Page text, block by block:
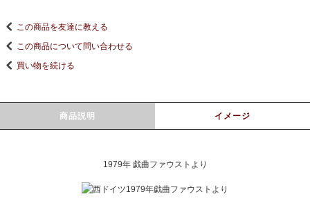
この商品を友達に教える
この商品について問い合わせる
買い物を続ける
商品説明 イメージ
1979年 戯曲ファウストより